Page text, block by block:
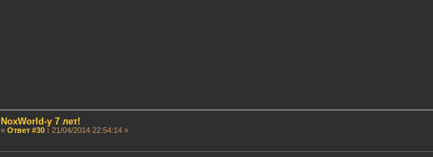
NoxWorld-у 7 лет!
« Ответ #30: 21/04/2014 22:54:14 »